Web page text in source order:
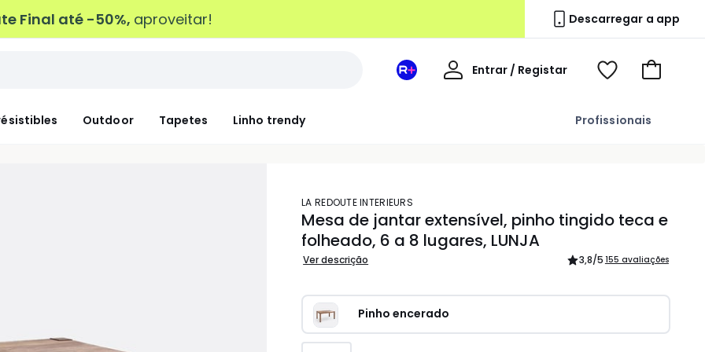
Final até -50%, aproveitar! Descarregar a app
Outdoor Tapetes Linho trendy Profissionais
Espaço
Entrar / Registar
Voir
Ir
carrinho
LA REDOUTE INTERIEURS
Mesa de jantar extensível, pinho tingido teca e
folheado, 6 a 8 lugares, LUNJA
Ver descrição 3,8/5 155 avaliações
Pinho encerado